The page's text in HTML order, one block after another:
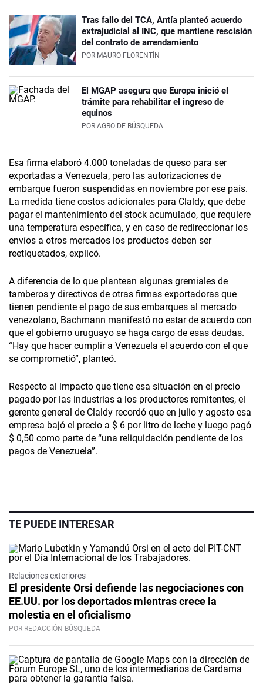
Tras fallo del TCA, Antía planteó acuerdo
extrajudicial al INC, que mantiene rescisión
del contrato de arrendamiento
POR MAURO FLORENTÍN
El MGAP asegura que Europa inició el
trámite para rehabilitar el ingreso de
equinos
POR AGRO DE BÚSQUEDA
Esa firma elaboró 4.000 toneladas de queso para ser
exportadas a Venezuela, pero las autorizaciones de
embarque fueron suspendidas en noviembre por ese país.
La medida tiene costos adicionales para Claldy, que debe
pagar el mantenimiento del stock acumulado, que requiere
una temperatura específica, y en caso de redireccionar los
envíos a otros mercados los productos deben ser
reetiquetados, explicó.
A diferencia de lo que plantean algunas gremiales de
tamberos y directivos de otras firmas exportadoras que
tienen pendiente el pago de sus embarques al mercado
venezolano, Bachmann manifestó no estar de acuerdo con
que el gobierno uruguayo se haga cargo de esas deudas.
“Hay que hacer cumplir a Venezuela el acuerdo con el que
se comprometió”, planteó.
Respecto al impacto que tiene esa situación en el precio
pagado por las industrias a los productores remitentes, el
gerente general de Claldy recordó que en julio y agosto esa
empresa bajó el precio a $ 6 por litro de leche y luego pagó
$ 0,50 como parte de “una reliquidación pendiente de los
pagos de Venezuela”.
TE PUEDE INTERESAR
Relaciones exteriores
El presidente Orsi defiende las negociaciones con
EE.UU. por los deportados mientras crece la
molestia en el oficialismo
POR REDACCIÓN BÚSQUEDA